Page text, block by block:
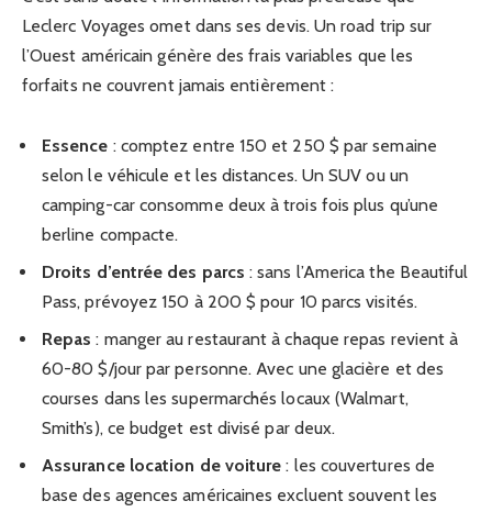
Leclerc Voyages omet dans ses devis. Un road trip sur
l’Ouest américain génère des frais variables que les
forfaits ne couvrent jamais entièrement :
Essence : comptez entre 150 et 250 $ par semaine
selon le véhicule et les distances. Un SUV ou un
camping-car consomme deux à trois fois plus qu’une
berline compacte.
Droits d’entrée des parcs : sans l’America the Beautiful
Pass, prévoyez 150 à 200 $ pour 10 parcs visités.
Repas : manger au restaurant à chaque repas revient à
60-80 $/jour par personne. Avec une glacière et des
courses dans les supermarchés locaux (Walmart,
Smith’s), ce budget est divisé par deux.
Assurance location de voiture : les couvertures de
base des agences américaines excluent souvent les